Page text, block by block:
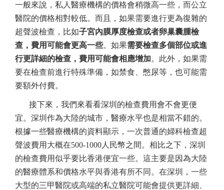
一般來說，私人醫療機構的價格會稍微高一些，而公立
醫院的價格相對較低。而且，如果需要進行更為復雜的
超聲波檢查，比如子宮內膜厚度檢查或者卵巢囊腫檢
查，費用可能會更高一些。如果需要檢查多個部位或進
行更詳細的檢查，費用可能會相應增加。此外，如果需
要在檢查前進行特殊準備，如禁食、憋尿等，也可能需
要額外付費。
接下來，我們來看看深圳的檢查費用會不會更便
宜。深圳作為大陸的城市，醫療水平也是相當不錯的。
根據一些醫療機構的資料顯示，一次普通的婦科檢查超
聲波費用大概在500-1000人民幣之間。相比之下，深圳
的檢查費用似乎要比香港便宜一些。這主要是因為大陸
的醫療體系和價格水平與香港有所不同。在深圳，一些
大型的三甲醫院或高端的私立醫院可能會提供更詳細、